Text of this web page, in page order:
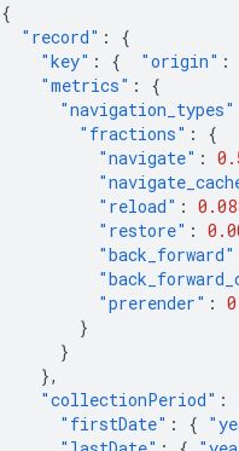
{
"record" :
{
"key" : { "origin" :
"metrics" :
{
"navigation_types"
"fractions" :
{
"navigate" :
"reload" :
"restore" :
"back_forward"
"prerender" :
}
}
},
"collectionPeriod" :
"firstDate" : {